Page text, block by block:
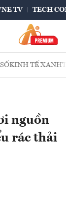
TV TECH
KINH TẾ XANH
nguồn
rác thải